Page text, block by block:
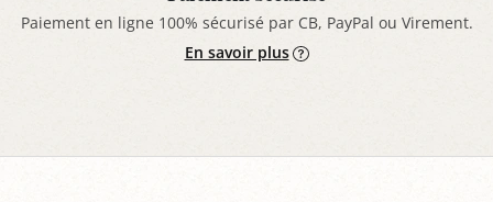
Paiement en ligne 100% sécurisé par CB, PayPal ou Virement.
En savoir plus